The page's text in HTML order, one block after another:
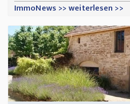
ImmoNews >> weiterlesen >>